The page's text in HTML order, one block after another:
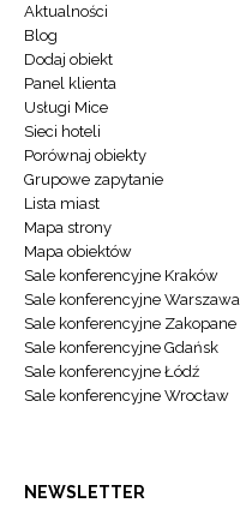
Aktualności
Blog
Dodaj obiekt
Panel klienta
Usługi Mice
Sieci hoteli
Porównaj obiekty
Grupowe zapytanie
Lista miast
Mapa strony
Mapa obiektów
Sale konferencyjne Kraków
Sale konferencyjne Warszawa
Sale konferencyjne Zakopane
Sale konferencyjne Gdańsk
Sale konferencyjne Łódź
Sale konferencyjne Wrocław
NEWSLETTER